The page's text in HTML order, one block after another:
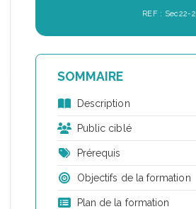
REF : Sec22-2
SOMMAIRE
Description
Public ciblé
Prérequis
Objectifs de la formation
Plan de la formation